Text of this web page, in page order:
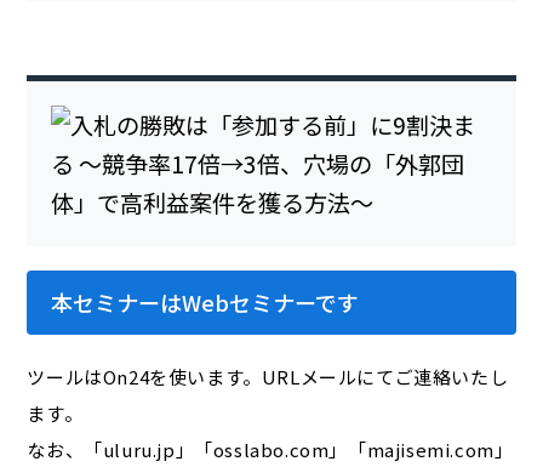
本セミナーはWebセミナーです
ツールはOn24を使います。URLメールにてご連絡いたし
ます。
なお、「uluru.jp」「osslabo.com」「majisemi.com」